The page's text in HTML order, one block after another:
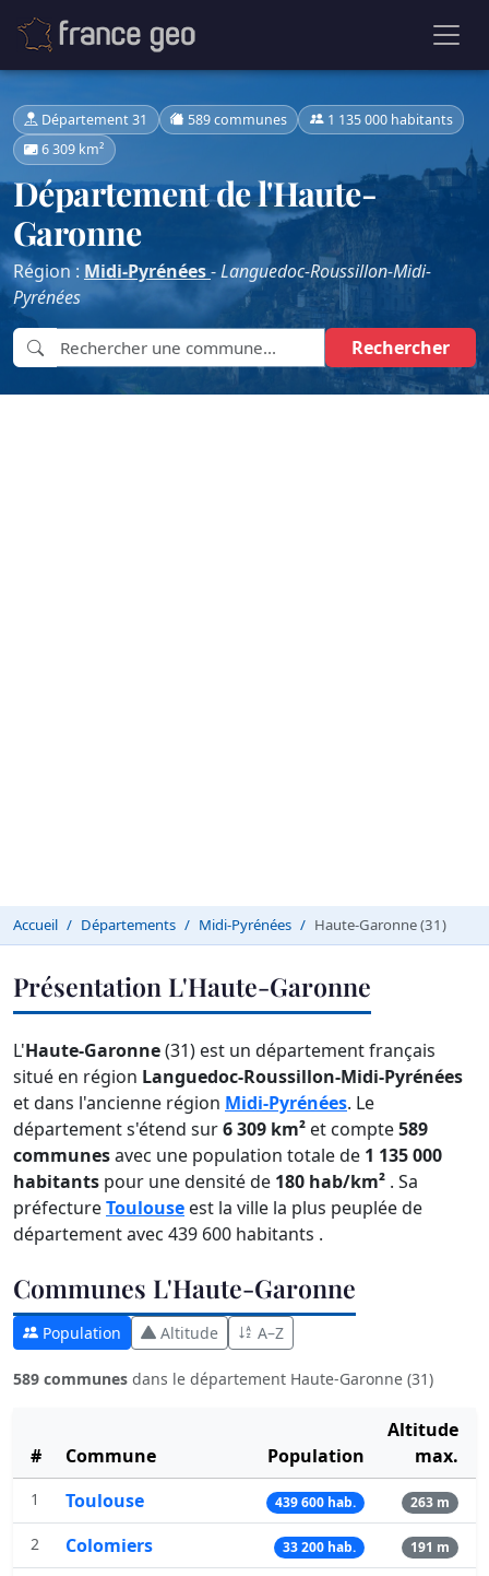
Département 31 589 communes
1 135 000 habitants
6 309 km²
Département de l'Haute-
Garonne
Région : Midi-Pyrénées-Languedoc-Roussillon-Midi-
Pyrénées
Rechercher
Accueil Départements Midi-Pyrénées Haute-Garonne (31)
Présentation L'Haute-Garonne
L'Haute-Garonne(31) est un département français
situé en région Languedoc-Roussillon-Midi-Pyrénées
et dans l'ancienne région Midi-Pyrénées. Le
département s'étend sur6 309 km² et compte589
communesavec une population totale de 1 135 000
habitants pour une densité de 180 hab/km² . Sa
préfectureToulouse est la ville la plus peuplée de
département avec 439 600 habitants .
Communes L'Haute-Garonne
Population Altitude A–Z
589 communes dans le département Haute-Garonne (31)
# Commune Population
Altitude
max.
1 Toulouse 439 600 hab. 263 m
2 Colomiers 33 200 hab. 191 m